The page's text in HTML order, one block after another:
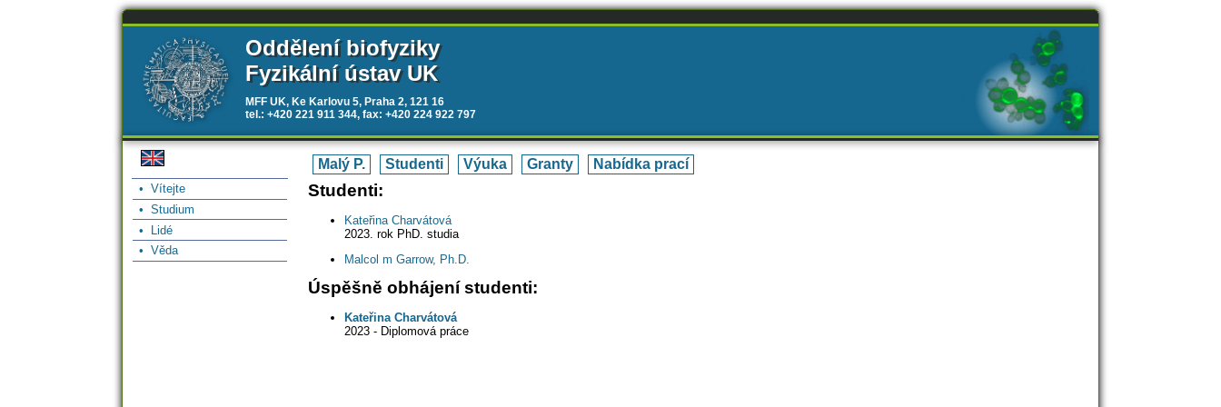
Oddělení biofyziky
Fyzikální ústav UK
MFF UK, Ke Karlovu 5, Praha 2, 121 16
tel.: +420 221 911 344, fax: +420 224 922 797
• Vítejte
• Studium
• Lidé
• Věda
Malý P. Studenti Výuka Granty Nabídka prací
Studenti:
Kateřina Charvátová
2023. rok PhD. studia
Malcol m Garrow, Ph.D.
Úspěšně obhájení studenti:
Kateřina Charvátová
2023 - Diplomová práce